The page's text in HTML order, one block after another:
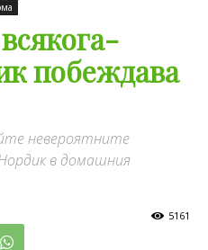
побеждава
невероятните
в домашния
5161